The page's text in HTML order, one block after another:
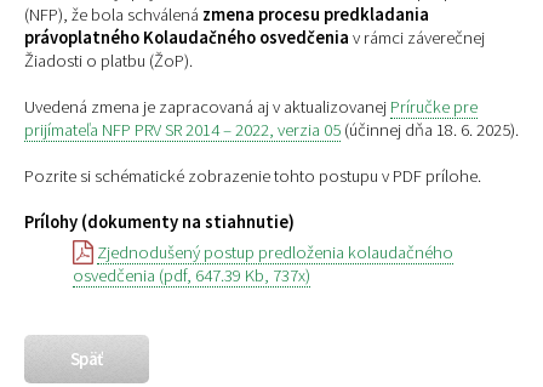
(NFP), že bola schválená zmena procesu predkladania
právoplatného Kolaudačného osvedčenia v rámci záverečnej
Žiadosti o platbu (ŽoP).
Uvedená zmena je zapracovaná aj v aktualizovanej Príručke pre
prijímateľa NFP PRV SR 2014 – 2022, verzia 05 (účinnej dňa 18. 6. 2025).
Pozrite si schématické zobrazenie tohto postupu v PDF prílohe.
Prílohy (dokumenty na stiahnutie)
Zjednodušený postup predloženia kolaudačného
osvedčenia (pdf, 647.39 Kb, 737x)
Späť